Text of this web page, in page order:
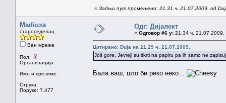
« Задњи пут промењено: 21.31 ч. 21.07.2009. од
Madiuxa
староседелац
Ван мреже
Пол:
Организација:
Име и презиме:
Струка:
Поруке: 7.477
Одг: Дијалект
« Одговор #6 у: 21.34 ч. 21.07.2009.
Цитирано: Duja на 21.29 ч. 21.07.2009.
Još gore. Jevreji su škrti na papiru pa ih samo ne
Бала ваш, што би реко неко...